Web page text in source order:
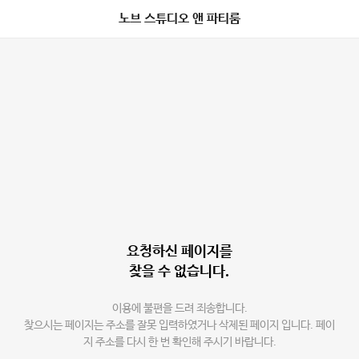
노브 스튜디오 앤 파티룸
요청하신 페이지를
찾을 수 없습니다.
이용에 불편을 드려 죄송합니다.
찾으시는 페이지는 주소를 잘못 입력하였거나 삭제된 페이지 입니다. 페이
지 주소를 다시 한 번 확인해 주시기 바랍니다.